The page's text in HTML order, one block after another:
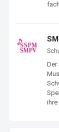
Der
ihre